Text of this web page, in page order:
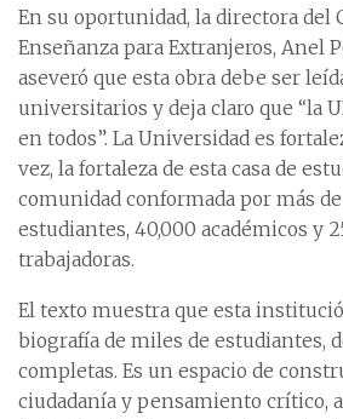
En su oportunidad, la directora del
Enseñanza para Extranjeros, Anel
aseveró que esta obra debe ser
universitarios y deja claro que “la
en todos”. La Universidad es
vez, la fortaleza de esta casa de
comunidad conformada por más de
estudiantes, 40,000 académicos y
trabajadoras.
El texto muestra que esta
biografía de miles de estudiantes,
completas. Es un espacio de
ciudadanía y pensamiento crítico,